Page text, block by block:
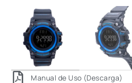
Manual de Uso (Descarga)